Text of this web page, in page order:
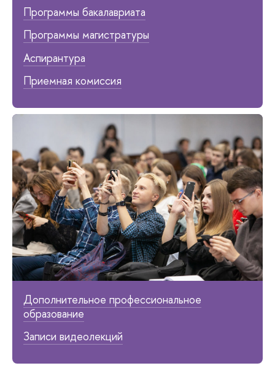
Программы бакалавриата
Программы магистратуры
Аспирантура
Приемная комиссия
Дополнительное профессиональное
образование
Записи видеолекций